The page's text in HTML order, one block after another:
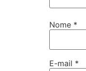
Nome *
E-mail *